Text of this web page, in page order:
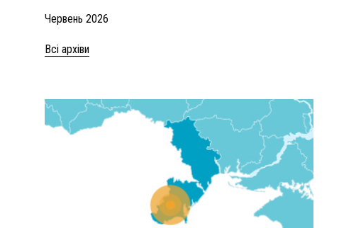
Червень 2026
Всі архіви